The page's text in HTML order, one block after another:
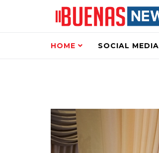
HOME SOCIAL MEDIA